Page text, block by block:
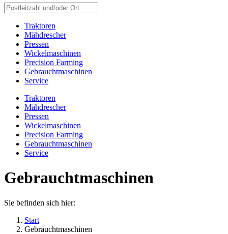
Traktoren
Mähdrescher
Pressen
Wickelmaschinen
Precision Farming
Gebrauchtmaschinen
Service
Traktoren
Mähdrescher
Pressen
Wickelmaschinen
Precision Farming
Gebrauchtmaschinen
Service
Gebrauchtmaschinen
Sie befinden sich hier:
Start
Gebrauchtmaschinen